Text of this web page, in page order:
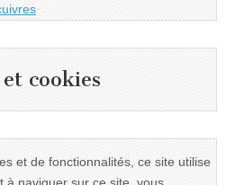
cookies
et de fonctionnalités, ce site utilise